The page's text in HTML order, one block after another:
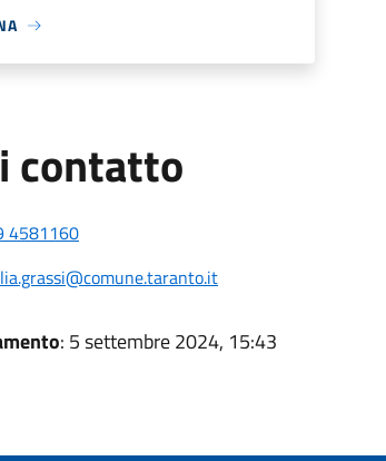
contatto
4581160
: 5 settembre 2024, 15:43